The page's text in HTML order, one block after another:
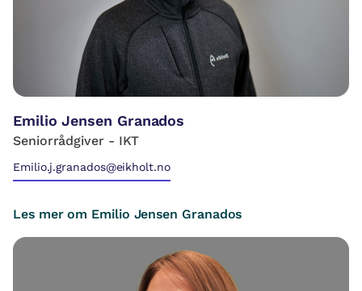
Emilio Jensen Granados
Seniorrådgiver - IKT
Emilio.j.granados@eikholt.no
Les mer om Emilio Jensen Granados